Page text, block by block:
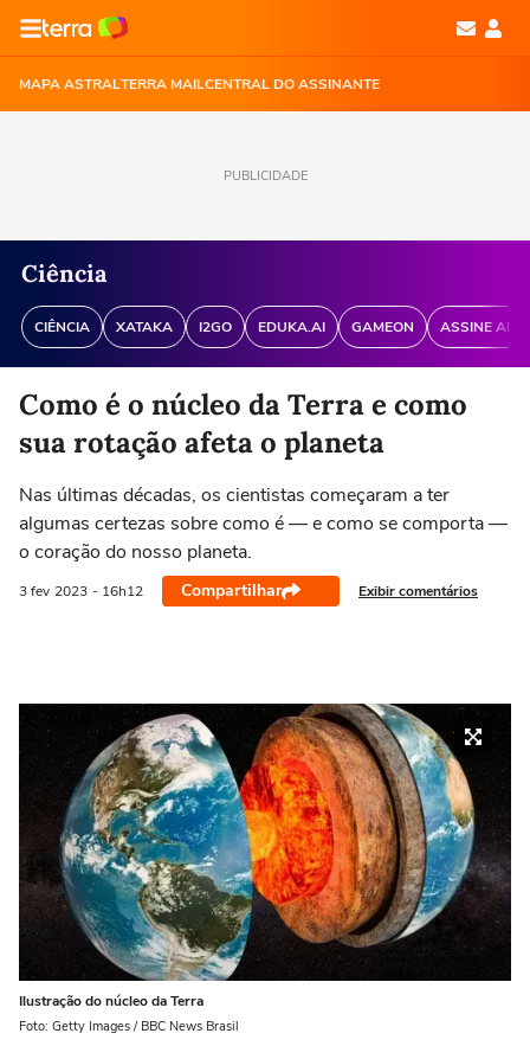
MAPA ASTRALTERRA MAILCENTRAL DO ASSINANTE
PUBLICIDADE
Ciência
CIÊNCIA XATAKA I2GO EDUKA.AI GAMEON ASSINE
Como é o núcleo da Terra e como
sua rotação afeta o planeta
Nas últimas décadas, os cientistas começaram a ter
algumas certezas sobre como é — e como se comporta —
o coração do nosso planeta.
3 fev 2023 - 16h12 Compartilhar Exibir comentários
Ilustração do núcleo da Terra
Foto: Getty Images / BBC News Brasil